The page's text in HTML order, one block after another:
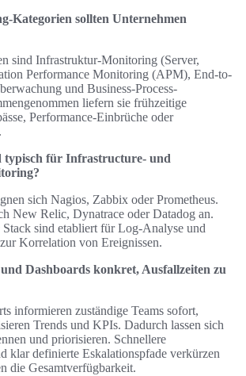
Kategorien sollten Unternehmen
sind Infrastruktur-Monitoring (Server,
Performance Monitoring (APM), End-to-
und Business-Process-
liefern sie frühzeitige
Performance-Einbrüche oder
typisch für Infrastructure- und
sich Nagios, Zabbix oder Prometheus.
New Relic, Dynatrace oder Datadog an.
sind etabliert für Log-Analyse und
Korrelation von Ereignissen.
Dashboards konkret, Ausfallzeiten zu
informieren zuständige Teams sofort,
Trends und KPIs. Dadurch lassen sich
und priorisieren. Schnellere
klar definierte Eskalationspfade verkürzen
die Gesamtverfügbarkeit.